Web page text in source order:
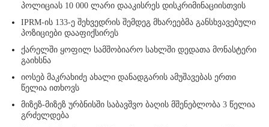
პოლიციას 10 000 ლარი დააკისრეს დისკრიმინაციისთვის
IPRM-ის 133-ე შეხვედრის შემდეგ მხარეებმა განსხვავებული
პოზიციები დააფიქსირეს
ქარელში ყოფილ სამშობიარო სახლში დედათა მონასტერი
გაიხსნა
იოსებ მაკრახიძე ახალი დანადგარის ამუშავებას ერთი
წელია ითხოვს
მიზეზ-მიზეზ ურბნისში საბავშვო ბაღის მშენებლობა 3 წელია
გრძელდება